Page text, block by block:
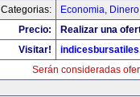
Categorias:
Economia,
Precio:
Realizar una
Visitar!
Serán consideradas